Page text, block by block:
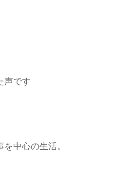
声です
中心の生活。